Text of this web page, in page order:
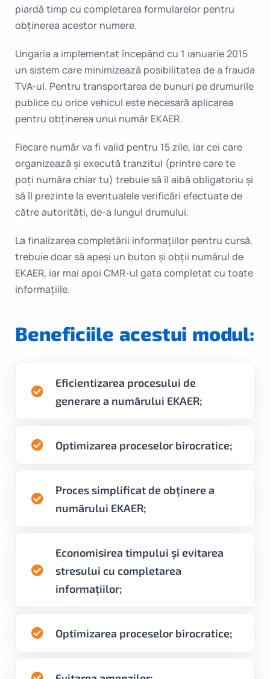
piardă timp cu completarea formularelor pentru
obținerea acestor numere.
Ungaria a implementat începând cu 1 ianuarie 2015
un sistem care minimizează posibilitatea de a frauda
TVA-ul. Pentru transportarea de bunuri pe drumurile
publice cu orice vehicul este necesară aplicarea
pentru obținerea unui număr EKAER.
Fiecare număr va fi valid pentru 15 zile, iar cei care
organizează și execută tranzitul (printre care te
poți număra chiar tu) trebuie să îl aibă obligatoriu și
să îl prezinte la eventualele verificări efectuate de
către autorități, de-a lungul drumului.
La finalizarea completării informațiilor pentru cursă,
trebuie doar să apeși un buton și obții numărul de
EKAER, iar mai apoi CMR-ul gata completat cu toate
informațiile.
Beneficiile acestui modul:
Eficientizarea procesului de
generare a numărului EKAER;
Optimizarea proceselor birocratice;
Proces simplificat de obținere a
numărului EKAER;
Economisirea timpului și evitarea
stresului cu completarea
informațiilor;
Optimizarea proceselor birocratice;